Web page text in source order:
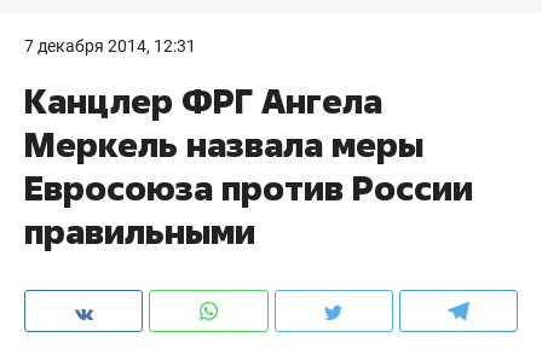
7 декабря 2014, 12:31
Канцлер ФРГ Ангела
Меркель назвала меры
Евросоюза против России
правильными